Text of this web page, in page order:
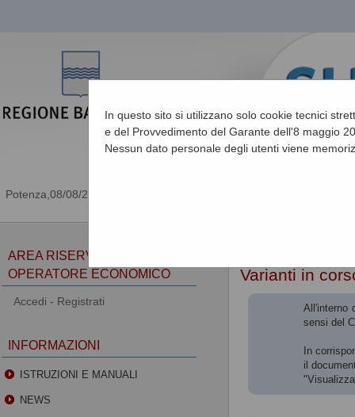
08/08/2026 18:16
In questo sito si utilizzano solo cookie tecnici
e del Provvedimento del Garante dell'8 maggio
Nessun dato personale degli utenti viene
Varianti in
All'interno
sensi del
In
il
AREA RISERVATA
OPERATORE ECONOMICO
Accedi - Registrati
INFORMAZIONI
ISTRUZIONI E MANUALI
NEWS